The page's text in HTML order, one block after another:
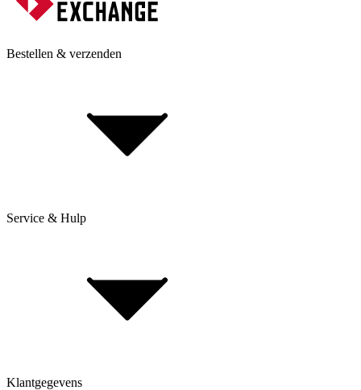
Bestellen & verzenden
Levering & verzending
Service & Hulp
Bepaal framehoogte
Klantgegevens